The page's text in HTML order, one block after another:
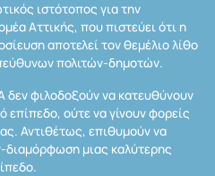
ιστότοπος για την
Αττικής, που πιστεύει ότι η
αποτελεί τον θεμέλιο λίθο
πολιτών-δημοτών.
φιλοδοξούν να κατευθύνουν
επίπεδο, ούτε να γίνουν φορείς
Αντιθέτως, επιθυμούν να
διαμόρφωση μιας καλύτερης